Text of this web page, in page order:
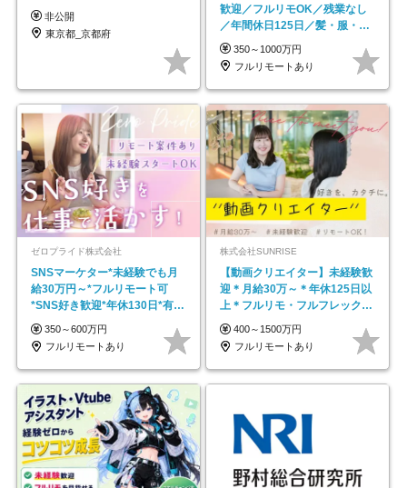
非公開
東京都_京都府
歓迎／フルリモOK／残業なし
／年間休日125日／髪・服・ネ
イル自由／研修充実で安心
350～1000万円
フルリモートあり
ゼロプライド株式会社
SNSマーケター*未経験でも月
給30万円～*フルリモート可
*SNS好き歓迎*年休130日*有休
取得率100%
350～600万円
フルリモートあり
株式会社SUNRISE
【動画クリエイター】未経験歓
迎＊月給30万～＊年休125日以
上＊フルリモ・フルフレックス
◆10名の採用が決定◆
400～1500万円
フルリモートあり